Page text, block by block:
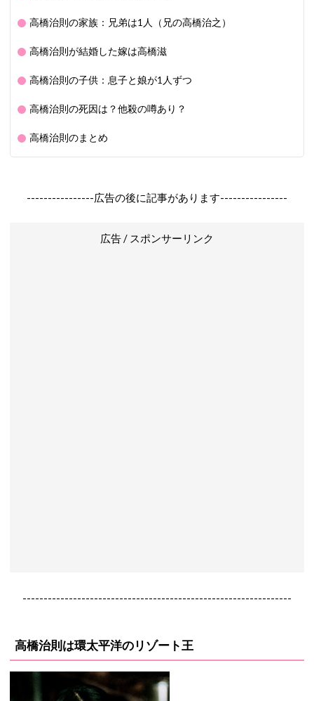
高橋治則の家族：兄弟は1人（兄の高橋治之）
高橋治則が結婚した嫁は高橋滋
高橋治則の子供：息子と娘が1人ずつ
高橋治則の死因は？他殺の噂あり？
高橋治則のまとめ
----------------広告の後に記事があります----------------
広告 / スポンサーリンク
----------------------------------------------------------------
高橋治則は環太平洋のリゾート王